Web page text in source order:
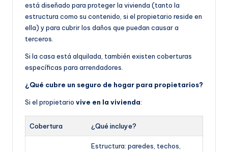
está diseñado para proteger la vivienda (tanto la
estructura como su contenido, si el propietario reside en
ella) y para cubrir los daños que puedan causar a
terceros.
Si la casa está alquilada, también existen coberturas
específicas para arrendadores.
¿Qué cubre un seguro de hogar para propietarios?
Si el propietario vive en la vivienda:
Cobertura ¿Qué incluye?
Estructura: paredes, techos,